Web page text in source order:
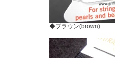
◆ブラウン(brown)